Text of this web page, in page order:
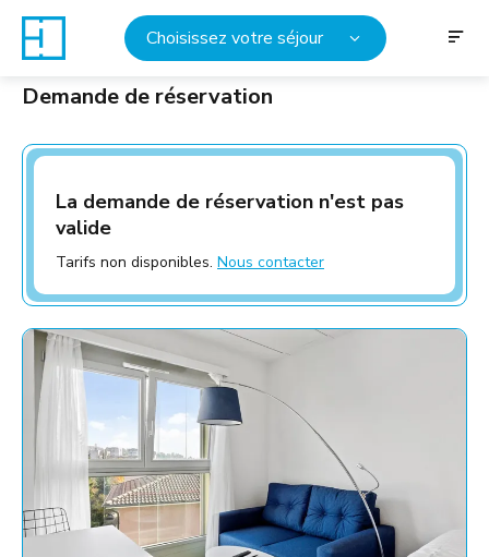
Choisissez votre séjour
Demande de réservation
La demande de réservation n'est pas
valide
Tarifs non disponibles. Nous contacter